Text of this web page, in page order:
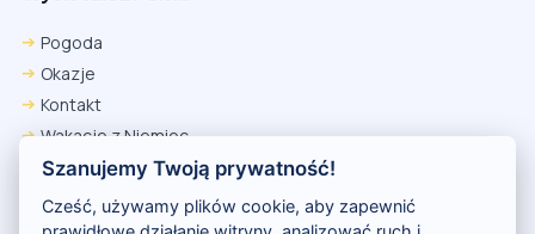
Pogoda
Okazje
Kontakt
Wakacje z Niemiec
Polityka Prywatności
Wakacje w Egipcie
Rankingi hoteli
Firefox
Ustawienia → Prywatność i bezpieczeństwo → Pliki cookie innych
firm → ustaw „Zezwalaj”.
Na czas rezerwacji nie blokuj cookies i śledzenia dla tej witryny.
Szanujemy Twoją prywatność!
Cześć, używamy plików cookie, aby zapewnić